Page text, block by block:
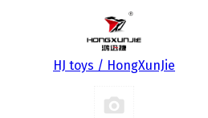
HJ toys / HongXunJie